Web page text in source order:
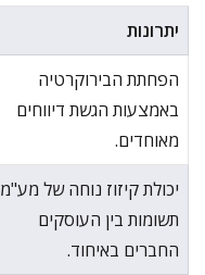
יתרונות
הפחתת הבירוקרטיה
באמצעות הגשת דיווחים
מאוחדים.
יכולת קיזוז נוחה של מע"מ
תשומות בין העוסקים
החברים באיחוד.